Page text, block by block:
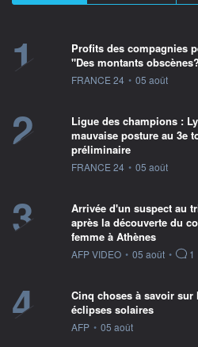
1
Profits des compagnies
"Des montants
information fournie par
FRANCE 24 • 05 août
2
Ligue des champions :
mauvaise posture au 3e
préliminaire
information fournie par
FRANCE 24 • 05 août
3
Arrivée d'un suspect au
après la découverte du
femme à Athènes
information fournie par
AFP VIDEO • 05 août • 1
4
Cinq choses à savoir sur
éclipses solaires
information fournie par
AFP • 05 août